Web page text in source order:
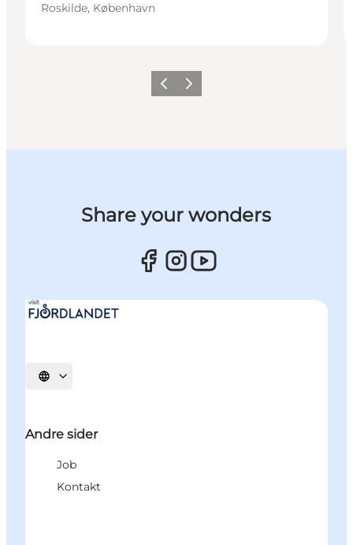
Roskilde, København
Forrige billede
Næste billede
Share your wonders
Vælg sprog
Andre sider
Job
Kontakt